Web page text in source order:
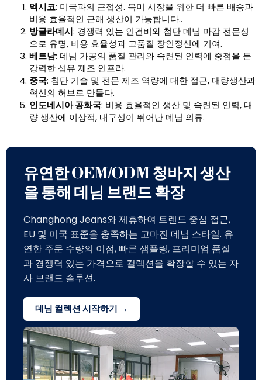
멕시코: 미국과의 근접성. 북미 시장을 위한 더 빠른 배송과
비용 효율적인 근해 생산이 가능합니다..
방글라데시: 경쟁력 있는 인건비와 첨단 데님 마감 전문성
으로 유명, 비용 효율성과 고품질 장인정신에 기여.
베트남: 데님 가공의 품질 관리와 숙련된 인력에 중점을 둔
강력한 섬유 제조 인프라.
중국: 첨단 기술 및 전문 제조 역량에 대한 접근, 대량생산과
혁신의 허브로 만들다.
인도네시아 공화국: 비용 효율적인 생산 및 숙련된 인력, 대
량 생산에 이상적, 내구성이 뛰어난 데님 의류.
유연한 OEM/ODM 청바지 생산
을 통해 데님 브랜드 확장
Changhong Jeans와 제휴하여 트렌드 중심 접근,
EU 및 미국 표준을 충족하는 고마진 데님 스타일. 유
연한 주문 수량의 이점, 빠른 샘플링, 프리미엄 품질
과 경쟁력 있는 가격으로 컬렉션을 확장할 수 있는 자
사 브랜드 솔루션.
데님 컬렉션 시작하기 →